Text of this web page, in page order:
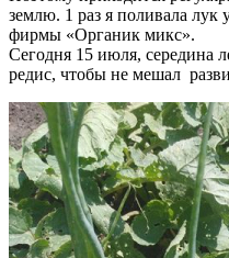
землю. 1 раз я поливала лук
фирмы «Органик микс».
Сегодня 15 июля, середина
редис, чтобы не мешал